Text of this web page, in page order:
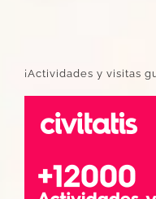
¡Actividades y visitas